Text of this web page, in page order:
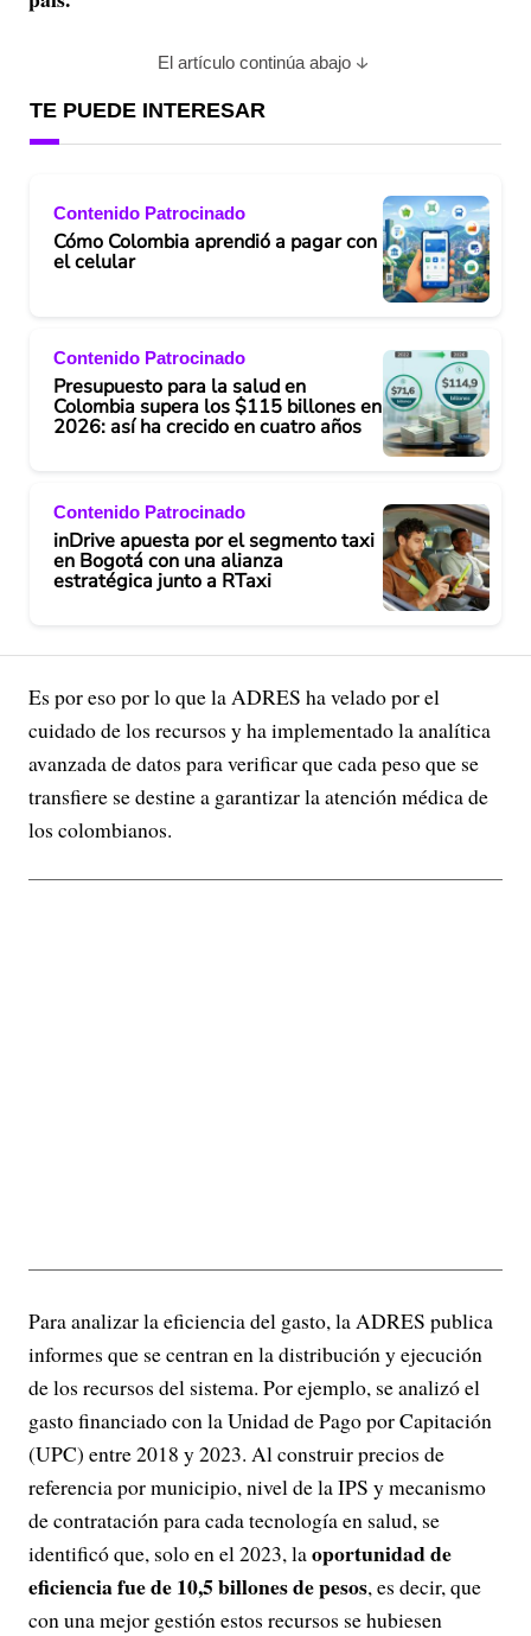
El artículo continúa abajo
TE PUEDE INTERESAR
Contenido Patrocinado
Cómo Colombia aprendió a pagar con
el celular
Contenido Patrocinado
Presupuesto para la salud en
Colombia supera los $115 billones en
2026: así ha crecido en cuatro años
Contenido Patrocinado
inDrive apuesta por el segmento taxi
en Bogotá con una alianza
estratégica junto a RTaxi
Es por eso por lo que la ADRES ha velado por el
cuidado de los recursos y ha implementado la analítica
avanzada de datos para verificar que cada peso que se
transfiere se destine a garantizar la atención médica de
los colombianos.
Para analizar la eficiencia del gasto, la ADRES publica
informes que se centran en la distribución y ejecución
de los recursos del sistema. Por ejemplo, se analizó el
gasto financiado con la Unidad de Pago por Capitación
(UPC) entre 2018 y 2023. Al construir precios de
referencia por municipio, nivel de la IPS y mecanismo
de contratación para cada tecnología en salud, se
identificó que, solo en el 2023, laoportunidad de
eficiencia fue de 10,5 billones de pesos, es decir, que
con una mejor gestión estos recursos se hubiesen